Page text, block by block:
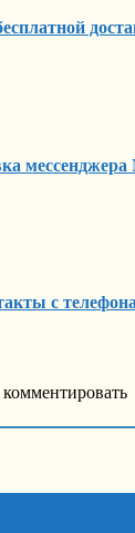
мессенджера
с